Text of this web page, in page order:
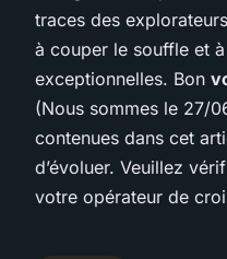
traces des
à couper le souffle et
exceptionnelles. Bon
(Nous sommes le 27/
contenues dans cet
d’évoluer. Veuillez
votre opérateur de